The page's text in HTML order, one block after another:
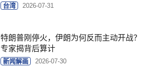
台湾 2026-07-31
特朗普刚停火，伊朗为何反而主动开战？
专家揭背后算计
新闻解画 2026-07-30